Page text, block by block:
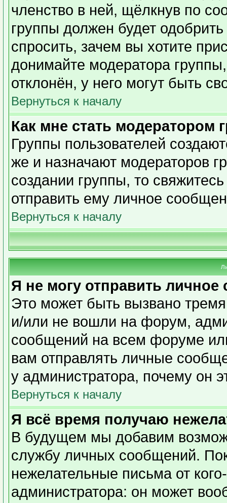
членство в ней, щёлкнув по
группы должен будет
спросить, зачем вы хотите
донимайте модератора
отклонён, у него могут быть
Вернуться к началу
Как мне стать модератором
Группы пользователей
же и назначают модераторов
создании группы, то
отправить ему личное
Вернуться к началу
Я не могу отправить
Это может быть вызвано
и/или не вошли на форум,
сообщений на всем форуме
вам отправлять личные
у администратора, почему он
Вернуться к началу
Я всё время получаю
В будущем мы добавим
службу личных сообщений.
нежелательные письма от
администратора: он может